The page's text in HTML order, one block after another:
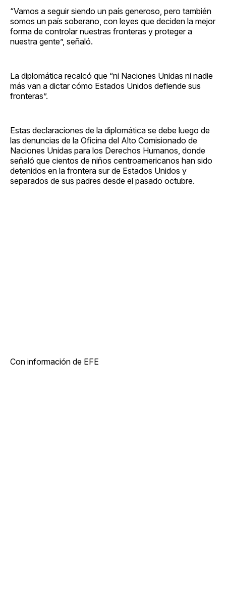
“Vamos a seguir siendo un país generoso, pero también
somos un país soberano, con leyes que deciden la mejor
forma de controlar nuestras fronteras y proteger a
nuestra gente”, señaló.
La diplomática recalcó que “ni Naciones Unidas ni nadie
más van a dictar cómo Estados Unidos defiende sus
fronteras”.
Estas declaraciones de la diplomática se debe luego de
las denuncias de la Oficina del Alto Comisionado de
Naciones Unidas para los Derechos Humanos, donde
señaló que cientos de niños centroamericanos han sido
detenidos en la frontera sur de Estados Unidos y
separados de sus padres desde el pasado octubre.
Con información de EFE